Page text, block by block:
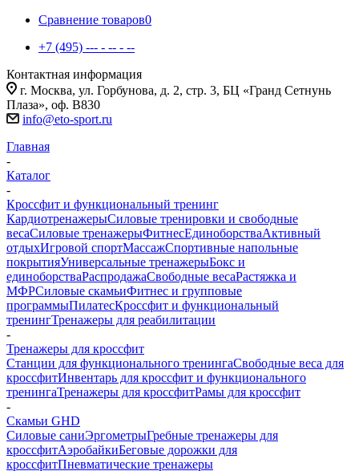
Сравнение товаров0
+7 (495) --- - -- - --
Контактная информация
г. Москва, ул. Горбунова, д. 2, стр. 3, БЦ «Гранд Сетнунь
Плаза», оф. В830
info@eto-sport.ru
Главная
-
Каталог
-
Кроссфит и функциональный тренинг
КардиотренажерыСиловые тренировки и свободные
весаСиловые тренажерыФитнесЕдиноборстваАктивный
отдыхИгровой спортМассажСпортивные напольные
покрытияУниверсальные тренажерыБокс и
единоборстваРаспродажаСвободные весаРастяжка и
МФРСиловые скамьиФитнес и групповые
программыПилатесКроссфит и функциональный
тренингТренажеры для реабилитации
-
Тренажеры для кроссфит
Станции для функционального тренингаСвободные веса для
кроссфитИнвентарь для кроссфит и функционального
тренингаТренажеры для кроссфитРамы для кроссфит
-
Скамьи GHD
Силовые саниЭргометрыГребные тренажеры для
кроссфитАэробайкиБеговые дорожки для
кроссфитПневматические тренажеры